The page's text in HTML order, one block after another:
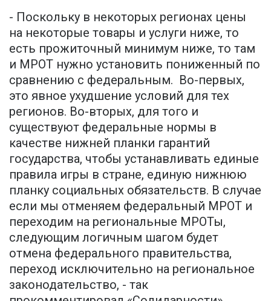
- Поскольку в некоторых регионах цены
на некоторые товары и услуги ниже, то
есть прожиточный минимум ниже, то там
и МРОТ нужно установить пониженный по
сравнению с федеральным. Во-первых,
это явное ухудшение условий для тех
регионов. Во-вторых, для того и
существуют федеральные нормы в
качестве нижней планки гарантий
государства, чтобы устанавливать единые
правила игры в стране, единую нижнюю
планку социальных обязательств. В случае
если мы отменяем федеральный МРОТ и
переходим на региональные МРОТы,
следующим логичным шагом будет
отмена федерального правительства,
переход исключительно на региональное
законодательство, - так